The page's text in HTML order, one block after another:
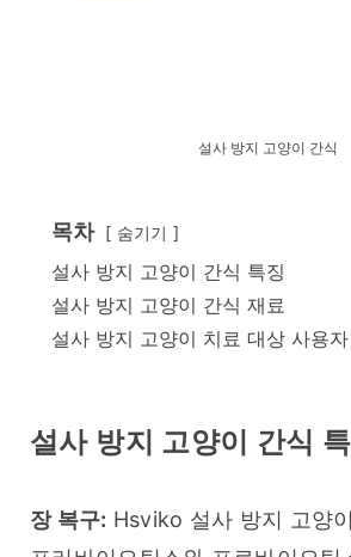
설사 방지 고양이 간식
목차 숨기기
설사 방지 고양이 간식 특징
설사 방지 고양이 간식 재료
설사 방지 고양이 치료 대상 사용자
설사 방지 고양이 간식
장 복구: Hsviko 설사 방지 고양